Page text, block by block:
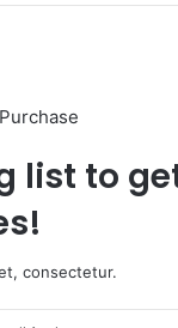
list to
consectetur.